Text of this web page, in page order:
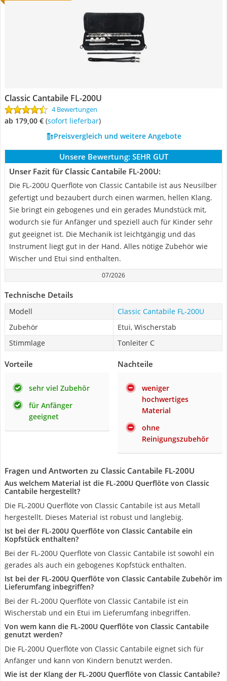
Classic Cantabile FL-200U
4 Bewertungen
ab 179,00 € ( Sofort lieferbar)
Preisvergleich und weitere Angebote
Unsere Bewertung: SEHR GUT
Unser Fazit für Classic Cantabile FL-200U:
Die FL-200U Querflöte von Classic Cantabile ist aus Neusilber
gefertigt und bezaubert durch einen warmen, hellen Klang.
Sie bringt ein gebogenes und ein gerades Mundstück mit,
wodurch sie für Anfänger und speziell auch für Kinder sehr
gut geeignet ist. Die Mechanik ist leichtgängig und das
Instrument liegt gut in der Hand. Alles nötige Zubehör wie
Wischer und Etui sind enthalten.
07/2026
Technische Details
Modell
Classic Cantabile FL-200U
Zubehör
Etui, Wischerstab
Stimmlage
Tonleiter C
Vorteile
sehr viel Zubehör
für Anfänger
geeignet
Nachteile
weniger
hochwertiges
Material
ohne
Reinigungszubehör
Fragen und Antworten zu Classic Cantabile FL-200U
Aus welchem Material ist die FL-200U Querflöte von Classic
Cantabile hergestellt?
Die FL-200U Querflöte von Classic Cantabile ist aus Metall
hergestellt. Dieses Material ist robust und langlebig.
Ist bei der FL-200U Querflöte von Classic Cantabile ein
Kopfstück enthalten?
Bei der FL-200U Querflöte von Classic Cantabile ist sowohl ein
gerades als auch ein gebogenes Kopfstück enthalten.
Ist bei der FL-200U Querflöte von Classic Cantabile Zubehör im
Lieferumfang inbegriffen?
Bei der FL-200U Querflöte von Classic Cantabile ist ein
Wischerstab und ein Etui im Lieferumfang inbegriffen.
Von wem kann die FL-200U Querflöte von Classic Cantabile
genutzt werden?
Die FL-200U Querflöte von Classic Cantabile eignet sich für
Anfänger und kann von Kindern benutzt werden.
Wie ist der Klang der FL-200U Querflöte von Classic Cantabile?